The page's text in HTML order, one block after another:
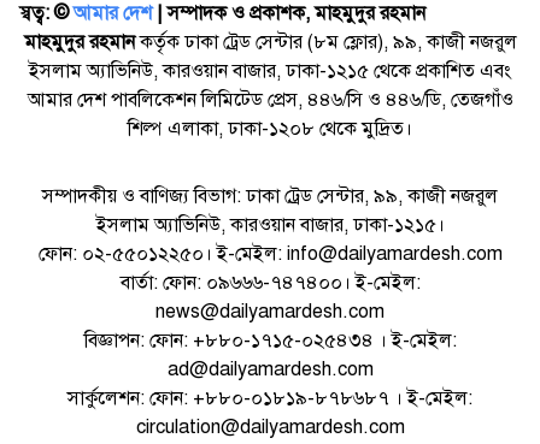
স্বত্ব: ©️আমার দেশ| সম্পাদক ও প্রকাশক, মাহমুদুর রহমান
মাহমুদুর রহমানকর্তৃক ঢাকা ট্রেড সেন্টার (৮ম ফ্লোর), ৯৯, কাজী নজরুল
ইসলাম অ্যাভিনিউ, কারওয়ান বাজার, ঢাকা-১২১৫ থেকে প্রকাশিত এবং
আমার দেশ পাবলিকেশন লিমিটেড প্রেস, ৪৪৬/সি ও ৪৪৬/ডি, তেজগাঁও
শিল্প এলাকা, ঢাকা-১২০৮ থেকে মুদ্রিত।
সম্পাদকীয় ও বাণিজ্য বিভাগ: ঢাকা ট্রেড সেন্টার, ৯৯, কাজী নজরুল
ইসলাম অ্যাভিনিউ, কারওয়ান বাজার, ঢাকা-১২১৫।
ফোন: ০২-৫৫০১২২৫০। ই-মেইল: info@dailyamardesh.com
বার্তা: ফোন: ০৯৬৬৬-৭৪৭৪০০। ই-মেইল:
news@dailyamardesh.com
বিজ্ঞাপন: ফোন: +৮৮০-১৭১৫-০২৫৪৩৪ । ই-মেইল:
ad@dailyamardesh.com
সার্কুলেশন: ফোন: +৮৮০-০১৮১৯-৮৭৮৬৮৭ । ই-মেইল:
circulation@dailyamardesh.com